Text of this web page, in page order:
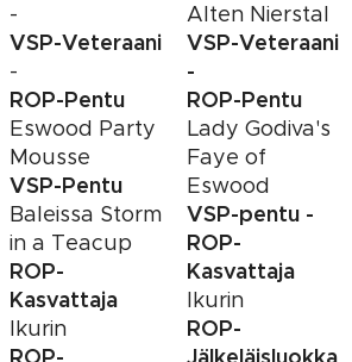
-
VSP-Veteraani
-
ROP-Pentu
Eswood Party
Mousse
VSP-Pentu
Baleissa Storm
in a Teacup
ROP-
Kasvattaja
Ikurin
Alten Nierstal
VSP-Veteraani
-
ROP-Pentu
Lady Godiva's
Faye of
Eswood
VSP-pentu -
ROP-
Kasvattaja
Ikurin
ROP-